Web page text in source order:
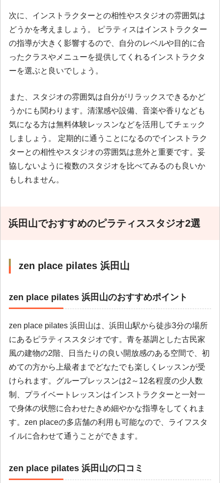
次に、インストラクターとの相性やスタジオの雰囲気は
どうかを考えましょう。 ピラティスはインストラクター
の指導が大きく影響するので、自分のレベルや目的に合
ったクラスやメニューを提供してくれるインストラクタ
ーを選ぶと良いでしょう。
また、スタジオの雰囲気は自分がリラックスできるかど
うかにも関わります。清潔感や設備、音楽や香りなども
気になる方は無料体験レッスンなどを活用してチェック
しましょう。 定期的に通うことになるのでインストラク
ターとの相性やスタジオの雰囲気は意外と重要です。妥
協しないように複数のスタジオを比べてみるのも良いか
もしれません。
浜田山でおすすめのピラティススタジオ2選
zen place pilates 浜田山
zen place pilates 浜田山のおすすめポイント
zen place pilates 浜田山は、浜田山駅から徒歩3分の場所
にあるピラティススタジオです。青を基調とした古民家
風の建物の2階、日当たりの良い開放感のある空間で、初
めての方から上級者までどなたでも楽しくレッスンが受
けられます。グループレッスンは2～12名程度の少人数
制、プライベートレッスンはインストラクターと一対一
で身体の状態に合わせたきめ細やかな指導をしてくれま
す。zen placeの多店舗の利用も可能なので、ライフスタ
イルに合わせて通うことができます。
zen place pilates 浜田山の口コミ